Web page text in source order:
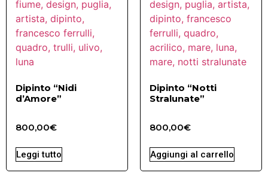
Dipinto “Nidi
d’Amore”
800,00€
Leggi tutto
Dipinto “Notti
Stralunate”
800,00€
Aggiungi al carrello